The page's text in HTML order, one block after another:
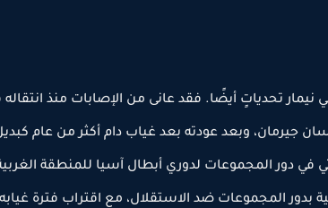
نيمار تحدياتٍ أيضًا. فقد عانى من الإصابات منذ
باريس سان جيرمان، وبعد عودته بعد غياب دام أكثر من عام
الإماراتي في دور المجموعات لدوري أبطال آسيا للمنطقة
بدور المجموعات ضد الاستقلال، مع اقتراب فترة